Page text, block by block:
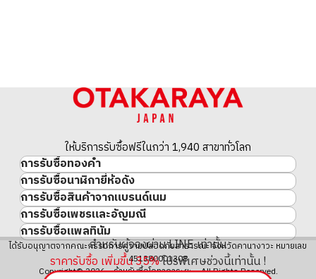
THB 1,924,027.10
สำหรับผู้จองผ่าน LINE เท่านั้น
ราคารับซื้อ เพิ่มขึ้น35%โปรพิเศษช่วงนี้เท่านั้น !
ให้บริการรับซื้อฟรีในกว่า 1,940 สาขาทั่วโลก
การรับซื้อทองคำ
ทองคำ
ทองคำแท่ง
เหรียญทองคำ/เหรียญเงิน
ประวัติราคาทองคำ 10 ปี
ทองรูปพรรณ
แหวนทอง
การรับซื้อนาฬิกายี่ห้อดัง
นาฬิกาแบรนด์เนม
Rolex
Patek Philippe
Audemars Piguet
Vacheron Constantin
การรับซื้อสินค้าจากแบรนด์เนม
สินค้าแบรนด์เนม
Cartier
LOUIS VUITTON
Hermès
การรับซื้อเพชรและอัญมณี
อัญมณี
เพชร
มรกต
การรับซื้อแพลทินัม
แพลทินัม
ได้รับอนุญาตจากคณะกรรมการความปลอดภัยสาธารณะ จังหวัดคานางาวะ หมายเลข
451380001308
Copyright© 2026 ร้านรับซื้อโอทาคาระยะ All Rights Reserved.